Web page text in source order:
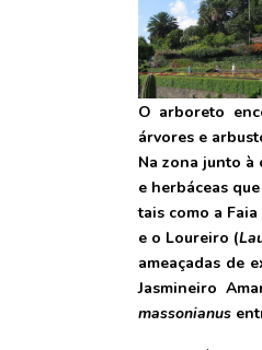
O arboreto
árvores e
Na zona junto à
e herbáceas
tais como a Faia
e o Loureiro (
ameaçadas de
Jasmineiro
massonianus